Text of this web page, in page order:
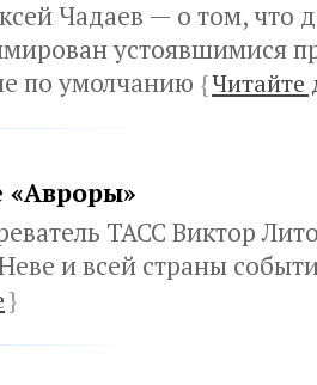
Чадаев — о том, что
устоявшимися
по умолчанию {Читайте
«Авроры»
ТАСС Виктор
и всей страны
}